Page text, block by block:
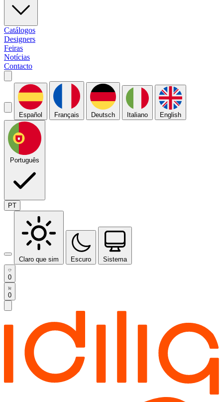
Catálogos
Designers
Feiras
Notícias
Contacto
Español Français Deutsch Italiano English
Português
PT
Claro que sim Escuro Sistema
0
0